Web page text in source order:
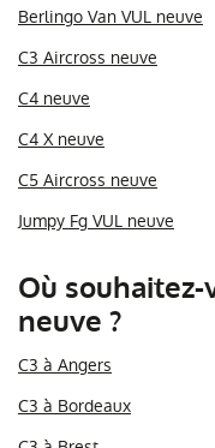
Berlingo Van VUL neuve
C3 Aircross neuve
C4 neuve
C4 X neuve
C5 Aircross neuve
Jumpy Fg VUL neuve
Où
neuve ?
C3 à Angers
C3 à Bordeaux